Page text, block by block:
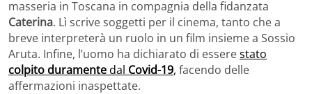
masseria in Toscana in compagnia della fidanzata
Caterina. Lì scrive soggetti per il cinema, tanto che a
breve interpreterà un ruolo in un film insieme a Sossio
Aruta. Infine, l’uomo ha dichiarato di esserestato
colpito duramentedal Covid-19, facendo delle
affermazioni inaspettate.